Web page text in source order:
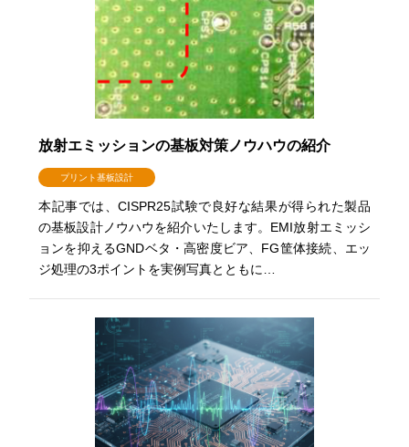
放射エミッションの基板対策ノウハウの紹介
プリント基板設計
本記事では、CISPR25試験で良好な結果が得られた製品
の基板設計ノウハウを紹介いたします。EMI放射エミッシ
ョンを抑えるGNDベタ・高密度ビア、FG筐体接続、エッ
ジ処理の3ポイントを実例写真とともに…